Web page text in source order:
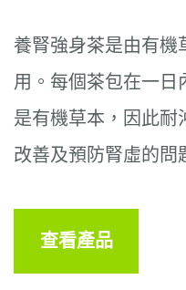
養腎強身茶是由有機
用。每個茶包在一日
是有機草本，因此耐
改善及預防腎虛的問
查看產品